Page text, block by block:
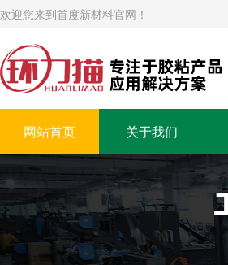
欢迎您来到首度新材料官网！
网站首页 关于我们